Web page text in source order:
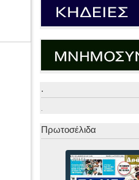
.
.
Πρωτοσέλιδα